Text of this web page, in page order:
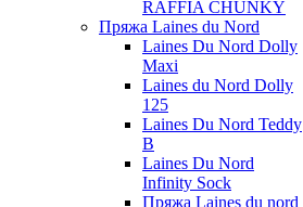
RAFFIA CHUNKY
Пряжа Laines du Nord
Laines Du Nord Dolly
Maxi
Laines du Nord Dolly
125
Laines Du Nord Teddy
B
Laines Du Nord
Infinity Sock
Пряжа Laines du nord